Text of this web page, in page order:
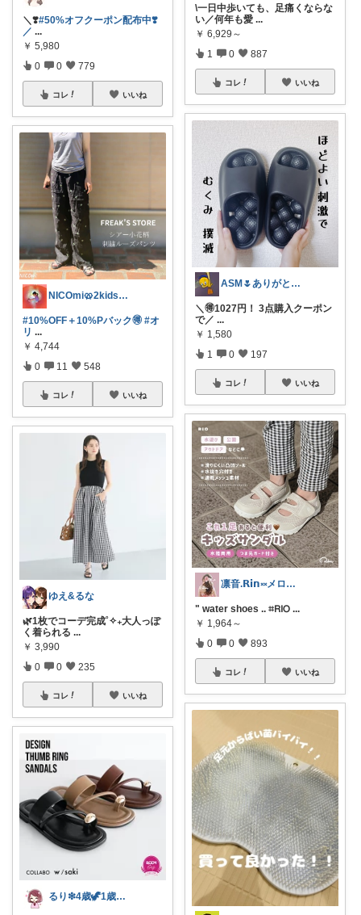
＼❣️#50%オフクーポン配布中❣️
／ ...
￥ 5,980
0 0 779
コレ いいね
NICOmi🥨2kidsママ👦👧
#10%OFF＋10%Pバック🉐 #オ
リ ...
￥ 4,744
0 11 548
コレ いいね
ゆえ&るな
🌿1枚でコーデ完成˚✧₊大人っぽ
く着られる ...
￥ 3,990
0 0 235
コレ いいね
るり❇︎4歳🦖1歳🎀ママ
\一日中歩いても、足痛くならな
い／何年も愛 ...
￥ 6,929～
1 0 887
コレ いいね
ASM🌷ありがとうございます🥰
＼🉐1027円！ 3点購入クーポン
で／ ...
￥ 1,580
1 0 197
コレ いいね
凛音.𝗥𝗶𝗻༝༝メロウな暮らし🧸
" water shoes .. ⌗𝖱𝖨𝖮 ...
￥ 1,964～
0 0 893
コレ いいね